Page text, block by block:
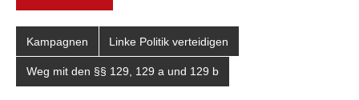
Kampagnen Linke Politik verteidigen
Weg mit den §§ 129, 129 a und 129 b